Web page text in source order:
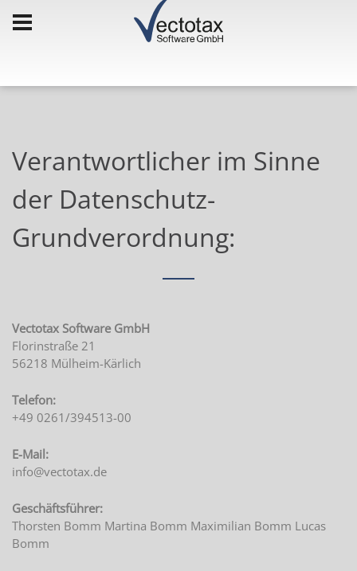
Verantwortlicher im Sinne
der Datenschutz-
Grundverordnung:
Vectotax Software GmbH
Florinstraße 21
56218 Mülheim-Kärlich
Telefon:
+49 0261/394513-00
E-Mail:
info@vectotax.de
Geschäftsführer:
Thorsten Bomm Martina Bomm Maximilian Bomm Lucas
Bomm